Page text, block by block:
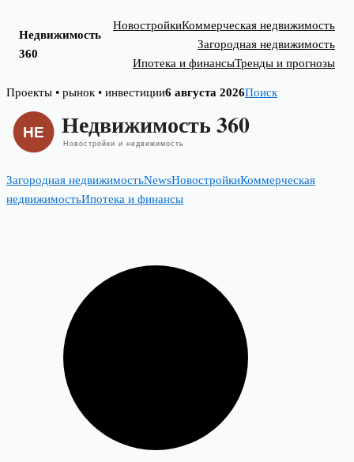
Недвижимость
360
НовостройкиКоммерческая недвижимость
Загородная недвижимость
Ипотека и финансыТренды и прогнозы
Skip
content
Проекты • рынок • инвестиции6 августа 2026Поиск
Загородная недвижимостьNewsНовостройкиКоммерческая
недвижимостьИпотека и финансы